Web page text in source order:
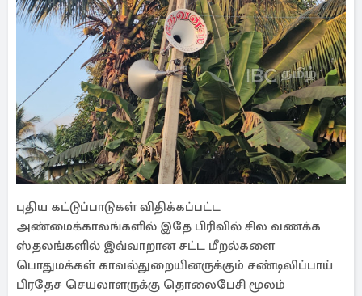
புதிய கட்டுப்பாடுகள் விதிக்கப்பட்ட
அண்மைக்காலங்களில் இதே பிரிவில் சில வணக்க
ஸ்தலங்களில் இவ்வாறான சட்ட மீறல்களை
பொதுமக்கள் காவல்துறையினருக்கும் சண்டிலிப்பாய்
பிரதேச செயலாளருக்கு தொலைபேசி மூலம்